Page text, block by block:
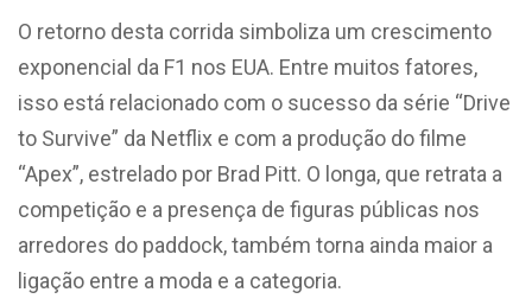
O retorno desta corrida simboliza um crescimento
exponencial da F1 nos EUA. Entre muitos fatores,
isso está relacionado com o sucesso da série “Drive
to Survive” da Netflix e com a produção do filme
“Apex”, estrelado por Brad Pitt. O longa, que retrata a
competição e a presença de figuras públicas nos
arredores do paddock, também torna ainda maior a
ligação entre a moda e a categoria.